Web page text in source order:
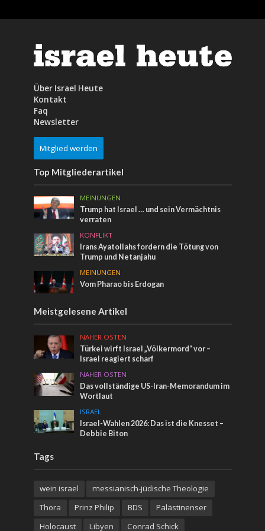
Über Israel Heute
Kontakt
Faq
Newsletter
Mitglied werden
Top Mitgliederartikel
MEINUNGEN
Trump hat Israel … und sein Vermächtnis
verraten
KONFLIKT
Irans Ayatollahs fordern die Tötung von
Trump und Netanjahu
MEINUNGEN
Vom Pharao bis Erdogan
Meistgelesene Artikel
NAHER OSTEN
Türkei wirft Israel „Völkermord“ vor –
Israel reagiert scharf
NAHER OSTEN
Das vollständige US-Iran-Memorandum im
Wortlaut
ISRAEL
Israel-Wahlen 2026: Das ist die Knesset –
Debbie Biton
Tags
wein israel
messianisch-jüdische Theologie
Thora
Prinz Philip BDS
Palästinenser
Holocaust
Libyen Conrad Schick